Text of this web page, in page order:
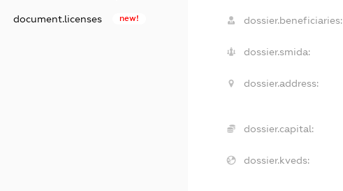
document.licenses new! dossier.beneficiaries:
dossier.smida:
dossier.address:
dossier.capital:
dossier.kveds: